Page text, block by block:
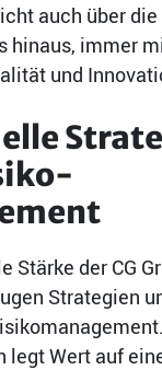
auch über die
hinaus, immer
und
Stärke der CG
Strategien
legt Wert auf